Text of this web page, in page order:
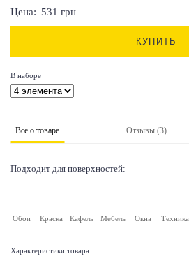
Цена: 531 грн
КУПИТЬ
В наборе
Все о товаре Отзывы (3)
Подходит для поверхностей:
Обои Краска Кафель Мебель Окна Техника
Характеристики товара